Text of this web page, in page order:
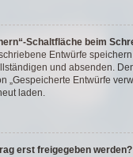
Schaltfläche beim
Entwürfe
und absenden.
„Gespeicherte Entwürfe
laden.
erst freigegeben werden?